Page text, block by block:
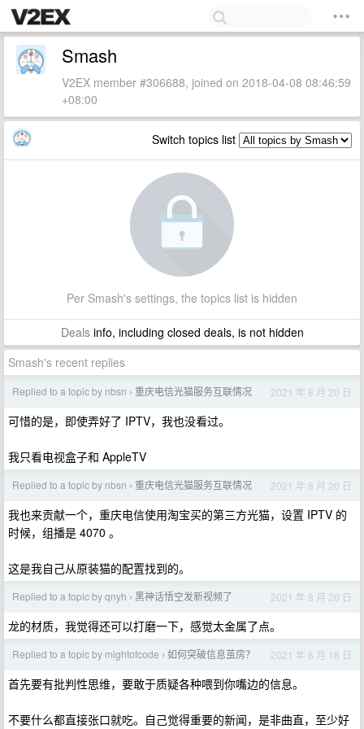
Smash
V2EX member #306688, joined on 2018-04-08 08:46:59
+08:00
Switch topics list
Per Smash's settings, the topics list is hidden
Dealsinfo, including closed deals, is not hidden
Smash's recent replies
Replied to a topic by nbsn › 重庆电信光猫服务互联情况 2021 年 8 月 20 日
可惜的是，即使弄好了 IPTV，我也没看过。
我只看电视盒子和 AppleTV
Replied to a topic by nbsn › 重庆电信光猫服务互联情况 2021 年 8 月 20 日
我也来贡献一个，重庆电信使用淘宝买的第三方光猫，设置 IPTV 的
时候，组播是 4070 。
这是我自己从原装猫的配置找到的。
Replied to a topic by qnyh › 黑神话悟空发新视频了 2021 年 8 月 20 日
龙的材质，我觉得还可以打磨一下，感觉太金属了点。
Replied to a topic by mightofcode › 如何突破信息茧房？ 2021 年 8 月 18 日
首先要有批判性思维，要敢于质疑各种喂到你嘴边的信息。
不要什么都直接张口就吃。自己觉得重要的新闻，是非曲直，至少好